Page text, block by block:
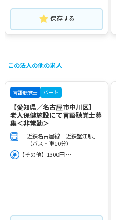
保存する
この法人の他の求人
言語聴覚士 パート
【愛知県／名古屋市中川区】
老人保健施設にて言語聴覚士募
集＜非常勤＞
近鉄名古屋線「近鉄蟹江駅」
（バス・車10分）
【その他】1300円 ～